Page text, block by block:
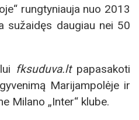
rungtyniauja nuo 2013
sužaidęs daugiau nei 50
fksuduva.lt papasakoti
Marijampolėje ir
Milano „Inter“ klube.